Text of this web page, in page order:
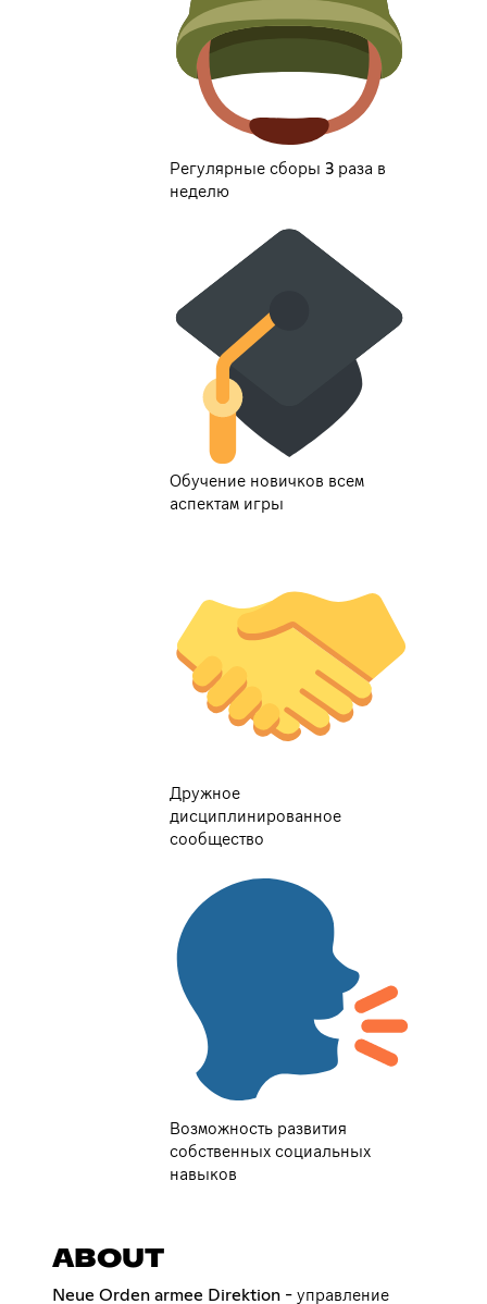
Регулярные сборы 3 раза в
неделю
Обучение новичков всем
аспектам игры
Дружное
дисциплинированное
сообщество
Возможность развития
собственных социальных
навыков
ABOUT
Neue Orden armee Direktion - управление